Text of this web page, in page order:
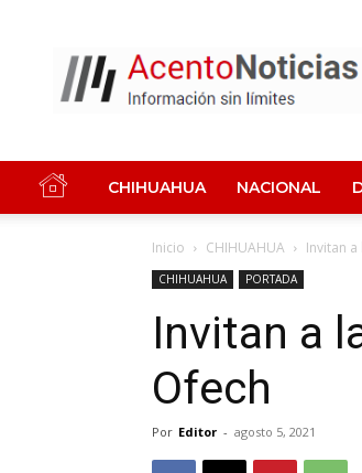
Noticias
CHIHUAHUA NACIONAL
Inicio CHIHUAHUA Invitan
CHIHUAHUA PORTADA
Invitan a
Ofech
Por Editor - agosto 5, 2021